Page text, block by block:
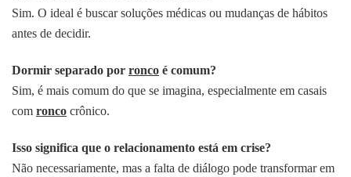
Sim. O ideal é buscar soluções médicas ou mudanças de hábitos
antes de decidir.
Dormir separado por ronco é comum?
Sim, é mais comum do que se imagina, especialmente em casais
com ronco crônico.
Isso significa que o relacionamento está em crise?
Não necessariamente, mas a falta de diálogo pode transformar em